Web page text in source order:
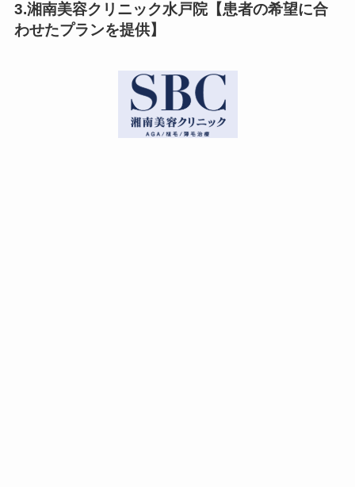
3.湘南美容クリニック水戸院【患者の希望に合
わせたプランを提供】